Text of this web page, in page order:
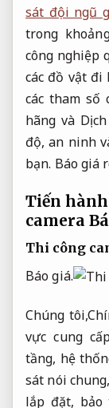
sát đội ngũ
trong
công nghiệp
các đồ vật đi
các tham số
hãng và
độ, an ninh
bạn. Báo giá
Tiến
camera
Thi công
Báo giá.
Chúng
vực cung
tầng, hệ
sát nói
lắp đặt, bảo